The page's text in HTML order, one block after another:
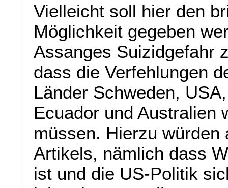
Vielleicht soll hier den
Möglichkeit gegeben
Assanges Suizidgefahr
dass die Verfehlungen
Länder Schweden,
Ecuador und Australien
müssen. Hierzu
Artikels, nämlich dass
ist und die US-Politik